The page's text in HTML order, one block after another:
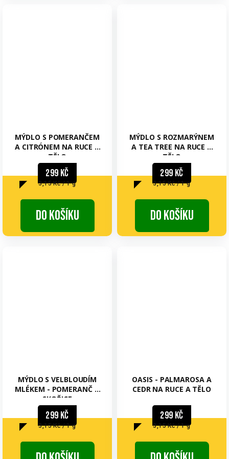
MÝDLO S POMERANČEM
A CITRÓNEM NA RUCE A
TĚLO
299 Kč
Měrná
3,15 Kč / 1 g
Do košíku
MÝDLO S ROZMARÝNEM
A TEA TREE NA RUCE A
TĚLO
299 Kč
Měrná
3,15 Kč / 1 g
Do košíku
MÝDLO S VELBLOUDÍM
MLÉKEM - POMERANČ A
SKOŘICE
299 Kč
Měrná
3,15 Kč / 1 g
OASIS - PALMAROSA A
CEDR NA RUCE A TĚLO
299 Kč
Měrná
3,15 Kč / 1 g